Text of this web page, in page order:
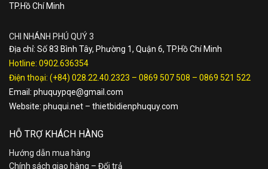
TP.Hồ Chí Minh
CHI NHÁNH PHÚ QUÝ 3
Địa chỉ: Số 83 Bình Tây, Phường 1, Quận 6, TP.Hồ Chí Minh
Hotline: 0902.636354
Điện thoại: (+84) 028.22.40.2323 – 0869 507 508 – 0869 521 522
Email: phuquypqe@gmail.com
Website: phuqui.net – thietbidienphuquy.com
HỖ TRỢ KHÁCH HÀNG
Hướng dẫn mua hàng
Chính sách giao hàng – Đổi trả